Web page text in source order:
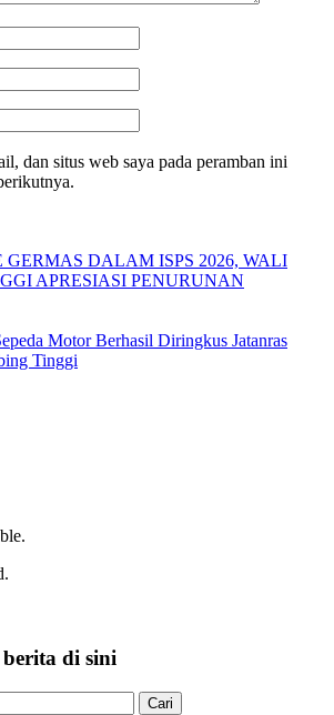
dan situs web saya pada peramban ini
DALAM ISPS 2026, WALI
APRESIASI PENURUNAN
Motor Berhasil Diringkus Jatanras
Tinggi
di sini